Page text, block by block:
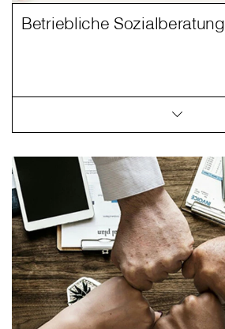
Betriebliche Sozialberatung